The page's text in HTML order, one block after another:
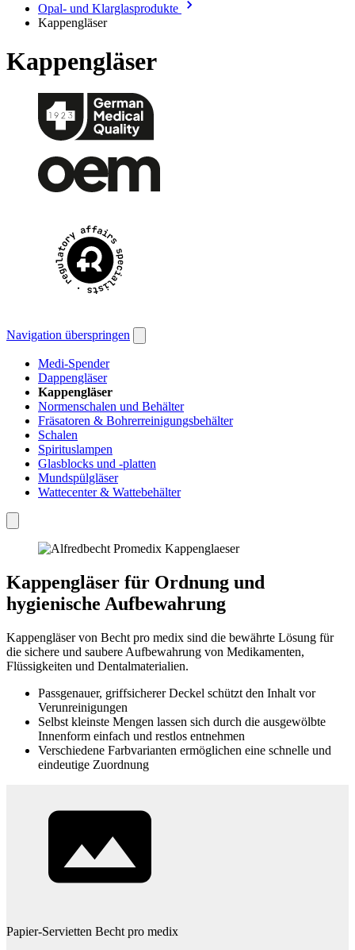
Opal- und Klarglasprodukte
Kappengläser
Kappengläser
Navigation überspringen
Medi-Spender
Dappengläser
Kappengläser
Normenschalen und Behälter
Fräsatoren & Bohrerreinigungsbehälter
Schalen
Spirituslampen
Glasblocks und -platten
Mundspülgläser
Wattecenter & Wattebehälter
Kappengläser für Ordnung und
hygienische Aufbewahrung
Kappengläser von Becht pro medix sind die bewährte Lösung für
die sichere und saubere Aufbewahrung von Medikamenten,
Flüssigkeiten und Dentalmaterialien.
Passgenauer, griffsicherer Deckel schützt den Inhalt vor
Verunreinigungen
Selbst kleinste Mengen lassen sich durch die ausgewölbte
Innenform einfach und restlos entnehmen
Verschiedene Farbvarianten ermöglichen eine schnelle und
eindeutige Zuordnung
Papier-Servietten Becht pro medix